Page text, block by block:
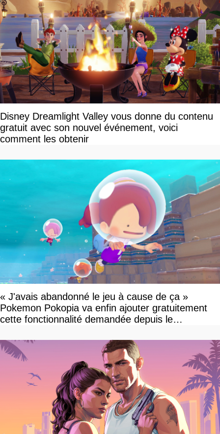
Disney Dreamlight Valley vous donne du contenu
gratuit avec son nouvel événement, voici
comment les obtenir
« J'avais abandonné le jeu à cause de ça »
Pokemon Pokopia va enfin ajouter gratuitement
cette fonctionnalité demandée depuis le